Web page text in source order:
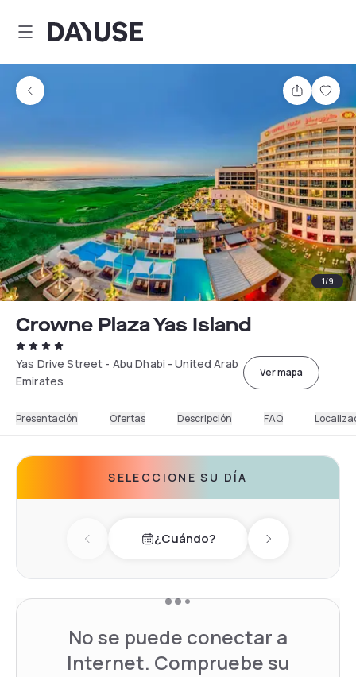
Dayuse
1/9
Crowne Plaza Yas Island
Yas Drive Street - Abu Dhabi - United Arab
Emirates
Ver mapa
Presentación Ofertas Descripción FAQ
SELECCIONE SU DÍA
Previous day¿Cuándo? Next day
No se puede conectar a
Internet. Compruebe su